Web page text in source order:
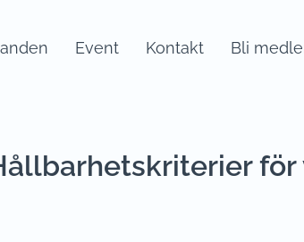
Event Kontakt Bli
för